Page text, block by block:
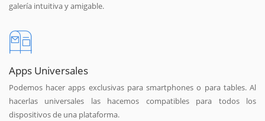
galería intuitiva y amigable.
Apps Universales
Podemos hacer apps exclusivas para smartphones o para tables. Al
hacerlas universales las hacemos compatibles para todos los
dispositivos de una plataforma.